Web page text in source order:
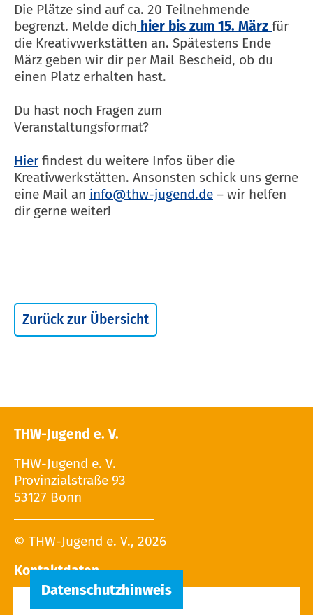
Die Plätze sind auf ca. 20 Teilnehmende
begrenzt. Melde dich hier bis zum 15. März für
die Kreativwerkstätten an. Spätestens Ende
März geben wir dir per Mail Bescheid, ob du
einen Platz erhalten hast.
Du hast noch Fragen zum
Veranstaltungsformat?
Hierfindest du weitere Infos über die
Kreativwerkstätten. Ansonsten schick uns gerne
eine Mail an info@thw-jugend.de – wir helfen
dir gerne weiter!
Zurück zur Übersicht
THW-Jugend e. V.
THW-Jugend e. V.
Provinzialstraße 93
53127 Bonn
© THW-Jugend e. V., 2026
Kontaktdaten
Tel.: 02 28 / 9 40 - 13 27